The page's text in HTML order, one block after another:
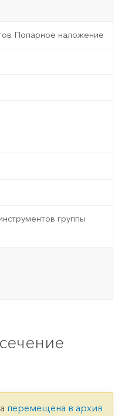
Попарное наложение
группы
перемещена в архив